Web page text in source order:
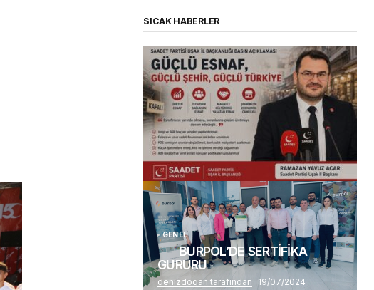
SICAK HABERLER
(başlıksız)
Alaattin Karahan tarafından 14/07/2026
GENEL
BURPOL’DE SERTİFİKA
GURURU
denizdogan tarafından 19/07/2024